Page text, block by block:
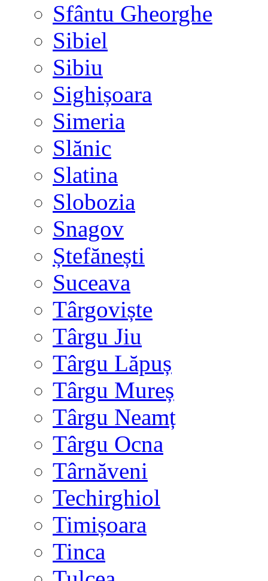
Sfântu Gheorghe
Sibiel
Sibiu
Sighișoara
Simeria
Slănic
Slatina
Slobozia
Snagov
Ștefănești
Suceava
Târgoviște
Târgu Jiu
Târgu Lăpuș
Târgu Mureș
Târgu Neamț
Târgu Ocna
Târnăveni
Techirghiol
Timișoara
Tinca